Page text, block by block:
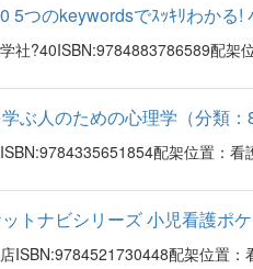
5つのkeywordsでｽｯｷﾘわかる
社?40ISBN:9784883786589配
ぶ人のための心理学（分類：
配架位置：
トナビシリーズ 小児看護ポ
ISBN:9784521730448配架位置